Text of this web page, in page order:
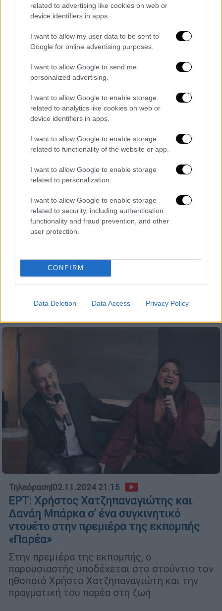
related to advertising like cookies on web or
device identifiers in apps.
I want to allow my user data to be sent to
Google for online advertising purposes.
I want to allow Google to send me
personalized advertising.
I want to allow Google to enable storage
related to analytics like cookies on web or
device identifiers in apps.
I want to allow Google to enable storage
related to functionality of the website or app.
I want to allow Google to enable storage
related to personalization.
I want to allow Google to enable storage
related to security, including authentication
functionality and fraud prevention, and other
user protection.
CONFIRM
Data Deletion Data Access Privacy Policy
Χατζηπαναγιώτης, Βασίλης
Χαραλαμπόπουλος, Πάνος Βλάχος,
Lifestyle|03.11.2024 10:05
Δανάη Μπάρκα: Συγκινήθηκε όταν
μίλησε για τον Χρήστο Χατζηπαναγιώτη
Κατά τη διάρκεια της εκπομπής, #Παρέα, η
Δανάη Μπάρκα και ο Χρήστος
δέσιμό τους
Τηλεόραση|02.11.2024 21:15
ΕΡΤ: Χρήστος Χατζηπαναγιώτης και
Δανάη Μπάρκα σ' ένα συγκινητικό
ντουέτο στην πρεμιέρα της εκπομπής
«Παρέα»
Στην πρεμιέρα της εκπομπής, ο
παρουσιαστής υποδέχεται στο στούντιο τον
ηθοποιό Χρήστο Χατζηπαναγιώτη και την
πραγματική του παρέα στη ζωή